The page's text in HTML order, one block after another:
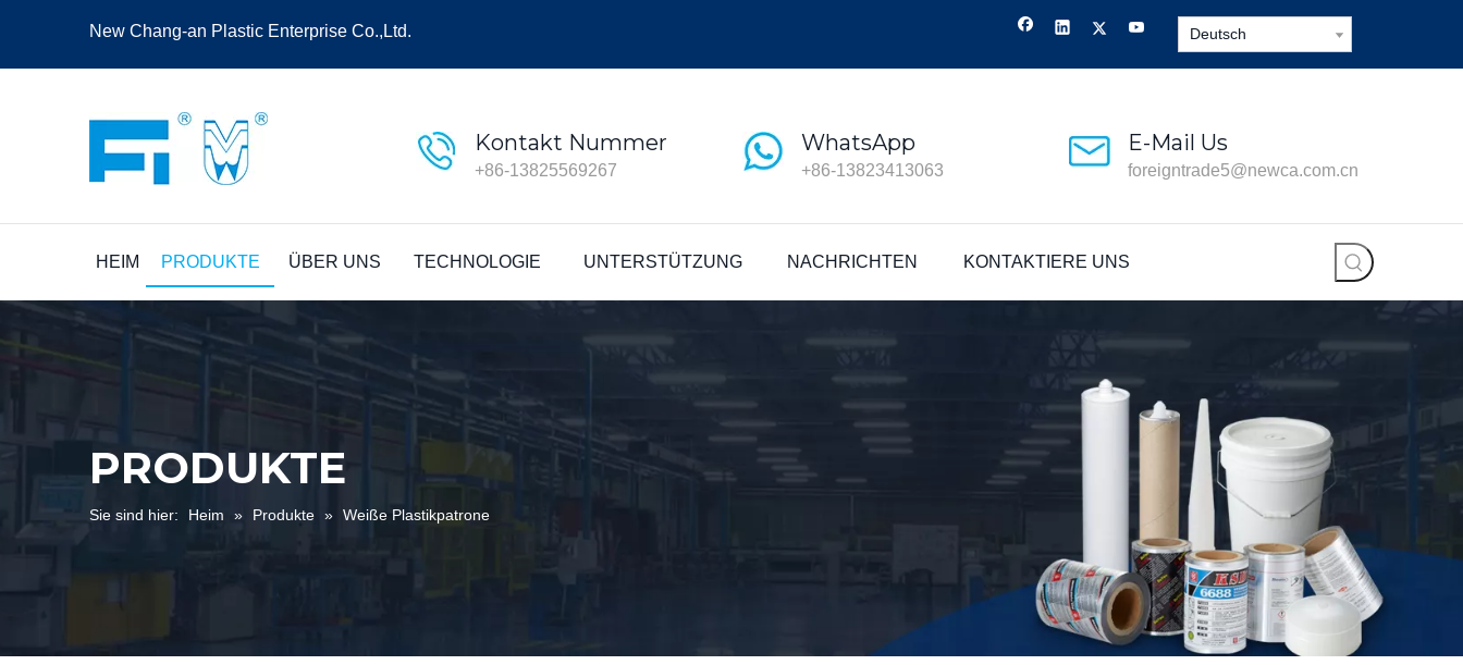
New Chang-an Plastic Enterprise Co.,Ltd. Deutsch
Kontakt Nummer
+86-13825569267
WhatsApp
+86-13823413063
E-Mail Us
foreigntrade5@newca.com.cn
HEIM PRODUKTE ÜBER UNS TECHNOLOGIE UNTERSTÜTZUNG NACHRICHTEN KONTAKTIERE UNS
PRODUKTE
Sie sind hier: Heim » Produkte » Weiße Plastikpatrone